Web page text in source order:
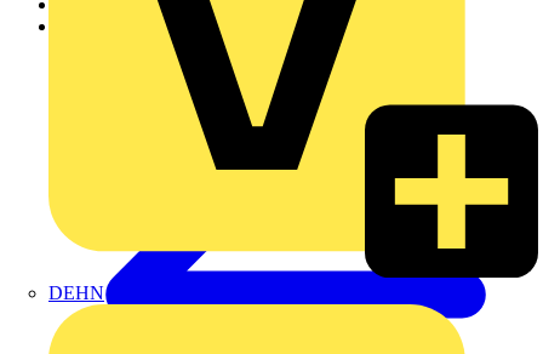
DEHN
Schneider Electric